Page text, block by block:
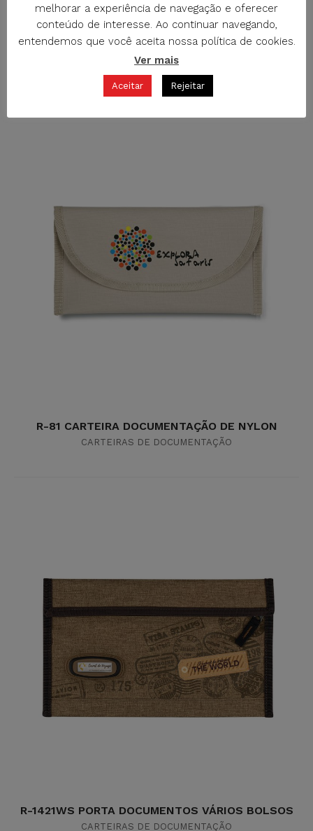
R-1786 PORTA-DOCUMENTOS DISP. BEGE / PRETO
CARTEIRAS DE DOCUMENTAÇÃO
R-81 CARTEIRA DOCUMENTAÇÃO DE NYLON
CARTEIRAS DE DOCUMENTAÇÃO
R-1421WS PORTA DOCUMENTOS VÁRIOS BOLSOS
CARTEIRAS DE DOCUMENTAÇÃO
melhorar a experiência de navegação e oferecer
conteúdo de interesse. Ao continuar navegando,
entendemos que você aceita nossa política de cookies.
Ver mais
Aceitar Rejeitar